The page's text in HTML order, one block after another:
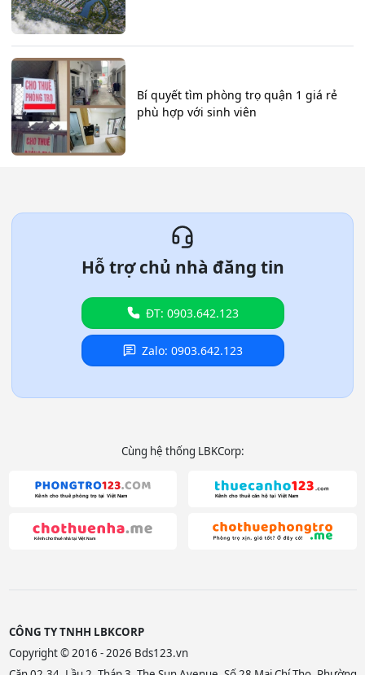
Bí quyết tìm phòng trọ quận 1 giá rẻ
phù hợp với sinh viên
Hỗ trợ chủ nhà đăng tin
ĐT: 0903.642.123
Zalo: 0903.642.123
Cùng hệ thống LBKCorp:
CÔNG TY TNHH LBKCORP
Copyright © 2016 - 2026 Bds123.vn